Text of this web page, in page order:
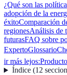
¿Qué son las
adopción de la
éxitoComparación
regionesAnálisis de
futurasFAQ sobre
ExpertoGlossario
ir más lejos:
Índice(12